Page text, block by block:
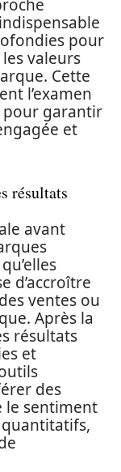
pour
valeurs
Cette
l’examen
pour garantir
et
résultats
avant
d’accroître
ventes ou
Après la
résultats
et
des
le sentiment